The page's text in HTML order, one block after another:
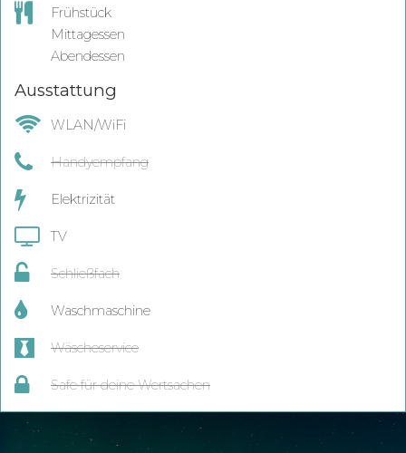
Frühstück
Mittagessen
Abendessen
Ausstattung
WLAN/WiFi
Handyempfang
Elektrizität
TV
Schließfach
Waschmaschine
Wäscheservice
Safe für deine Wertsachen